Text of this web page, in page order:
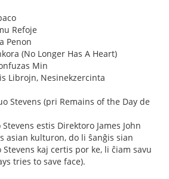
Refoje
Penon
(No Longer Has A Heart)
Min
Librojn, Nesinekzercinta
Stevens (pri Remains of the Day de
estis Direktoro James John
asian kulturon, do li ŝanĝis sian
Stevens kaj certis por ke, li ĉiam savu
tries to save face).